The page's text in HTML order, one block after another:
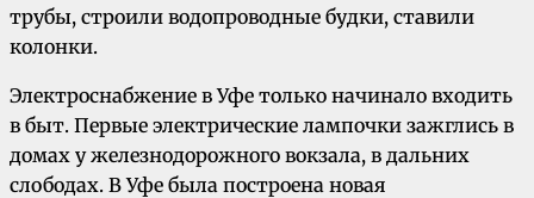
трубы, строили водопроводные будки, ставили
колонки.
Электроснабжение в Уфе только начинало входить
в быт. Первые электрические лампочки зажглись в
домах у железнодорожного вокзала, в дальних
слободах. В Уфе была построена новая